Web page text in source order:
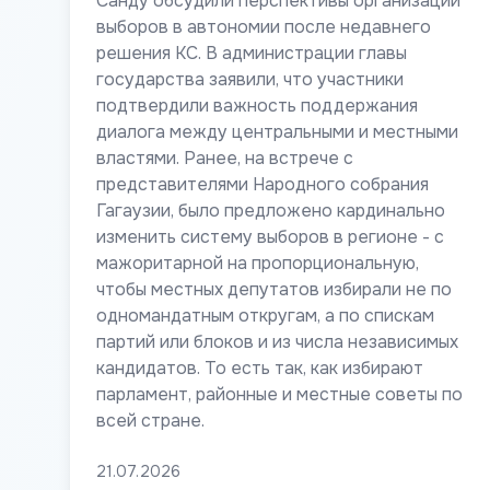
выборов в автономии после недавнего
решения КС. В администрации главы
государства заявили, что участники
подтвердили важность поддержания
диалога между центральными и местными
властями. Ранее, на встрече с
представителями Народного собрания
Гагаузии, было предложено кардинально
изменить систему выборов в регионе - с
мажоритарной на пропорциональную,
чтобы местных депутатов избирали не по
одномандатным откругам, а по спискам
партий или блоков и из числа независимых
кандидатов. То есть так, как избирают
парламент, районные и местные советы по
всей стране.
21.07.2026